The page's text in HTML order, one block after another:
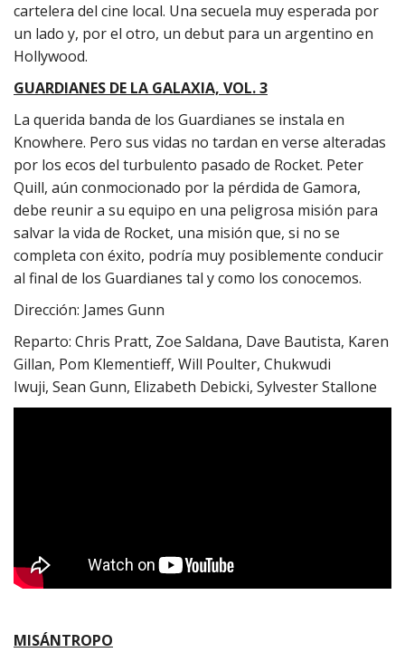
cartelera del cine local. Una secuela muy esperada por
un lado y, por el otro, un debut para un argentino en
Hollywood.
GUARDIANES DE LA GALAXIA, VOL. 3
La querida banda de los Guardianes se instala en
Knowhere. Pero sus vidas no tardan en verse alteradas
por los ecos del turbulento pasado de Rocket. Peter
Quill, aún conmocionado por la pérdida de Gamora,
debe reunir a su equipo en una peligrosa misión para
salvar la vida de Rocket, una misión que, si no se
completa con éxito, podría muy posiblemente conducir
al final de los Guardianes tal y como los conocemos.
Dirección: James Gunn
Reparto: Chris Pratt, Zoe Saldana, Dave Bautista, Karen
Gillan, Pom Klementieff, Will Poulter, Chukwudi
Iwuji, Sean Gunn, Elizabeth Debicki, Sylvester Stallone
MISÁNTROPO